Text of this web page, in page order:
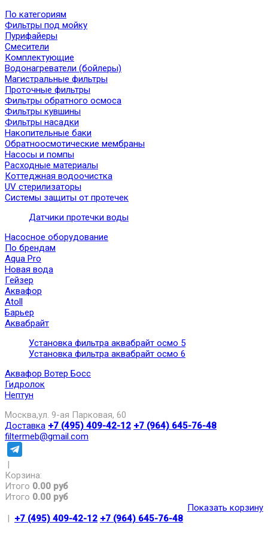
По категориям
Фильтры под мойку
Пурифайеры
Смесители
Комплектующие
Водонагреватели (бойлеры)
Магистральные фильтры
Проточные фильтры
Фильтры обратного осмоса
Фильтры кувшины
Фильтры насадки
Накопительные баки
Обратноосмотические мембраны
Насосы и помпы
Расходные материалы
Коттеджная водоочистка
UV стерилизаторы
Системы защиты от протечек
Датчики протечки воды
Насосное оборудование
По брендам
Aqua Pro
Новая вода
Гейзер
Аквафор
Atoll
Барьер
Аквабрайт
Установка фильтра аквабрайт осмо 5
Установка фильтра аквабрайт осмо 6
Аквафор Вотер Босс
Гидролок
Нептун
Москва,ул. 9-ая Парковая, 60
Доставка +7 (495) 409-42-12 +7 (964) 645-76-48
filtermeb@gmail.com
|
Корзина:
Итого 0.00 руб
Итого 0.00 руб
Показать корзину
| +7 (495) 409-42-12 +7 (964) 645-76-48